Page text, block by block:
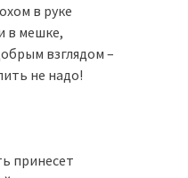
в руке
в мешке,
взглядом –
не надо!
принесет